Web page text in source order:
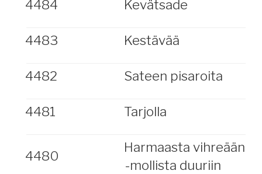
4484 Kevätsade
4483 Kestävää
4482 Sateen pisaroita
4481 Tarjolla
4480
Harmaasta vihreään
-mollista duuriin